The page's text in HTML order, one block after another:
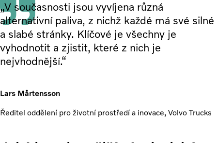
„V současnosti jsou vyvíjena různá
alternativní paliva, z nichž každé má své silné
a slabé stránky. Klíčové je všechny je
vyhodnotit a zjistit, které z nich je
nejvhodnější.“
Lars Mårtensson
Ředitel oddělení pro životní prostředí a inovace, Volvo Trucks